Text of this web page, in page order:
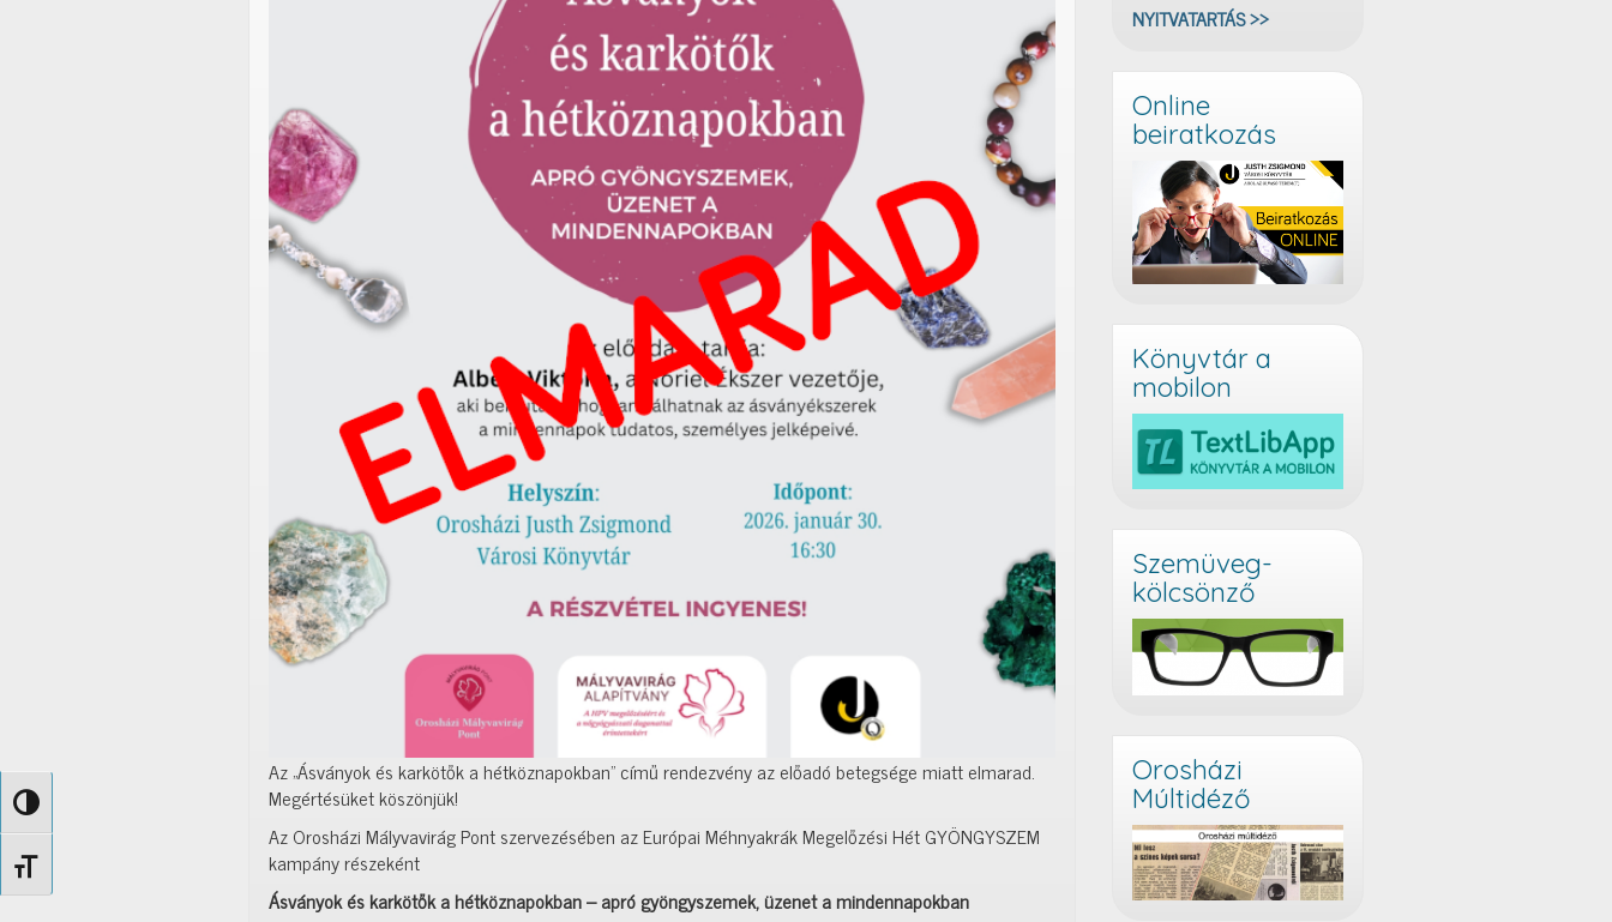
Nagy kontraszt váltása
Betűméret váltása
Az „Ásványok és karkötők a hétköznapokban” című rendezvény az előadó betegsége miatt elmarad.
Megértésüket köszönjük!
Az Orosházi Mályvavirág Pont szervezésében az Európai Méhnyakrák Megelőzési Hét GYÖNGYSZEM
kampány részeként
Ásványok és karkötők a hétköznapokban – apró gyöngyszemek, üzenet a mindennapokban
NYITVATARTÁS >>
Online
beiratkozás
Könyvtár a
mobilon
Szemüveg-
kölcsönző
Orosházi
Múltidéző